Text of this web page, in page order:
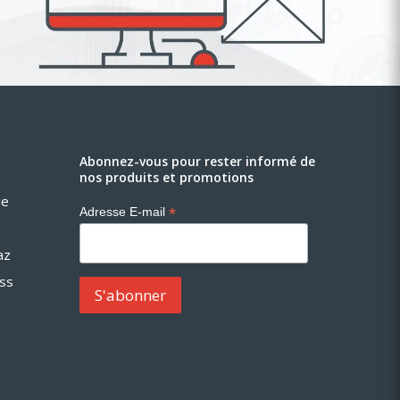
Abonnez-vous pour rester informé de
nos produits et promotions
Adresse E-mail *